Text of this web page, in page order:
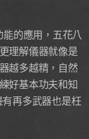
的應用，五花八
理解儀器就像是
越多越精，自然
好基本功夫和知
再多武器也是枉